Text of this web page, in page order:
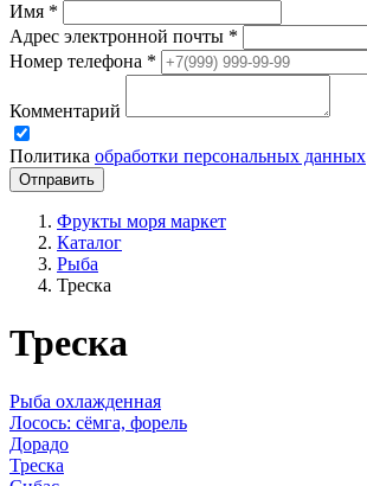
Имя *
Адрес электронной почты *
Номер телефона *
Комментарий
Политика обработки персональных данных
Фрукты моря маркет
Каталог
Рыба
Треска
Треска
Рыба охлажденная
Лосось: сёмга, форель
Дорадо
Треска